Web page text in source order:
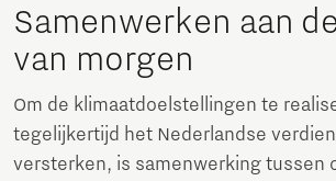
Samenwerken aan
van morgen
Om de klimaatdoelstellingen te
tegelijkertijd het Nederlandse
versterken, is samenwerking tussen